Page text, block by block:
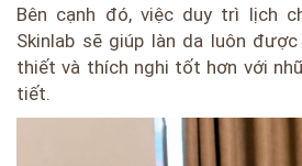
Bên cạnh đó, việc duy trì lịch
Skinlab sẽ giúp làn da luôn
thiết và thích nghi tốt hơn với
tiết.